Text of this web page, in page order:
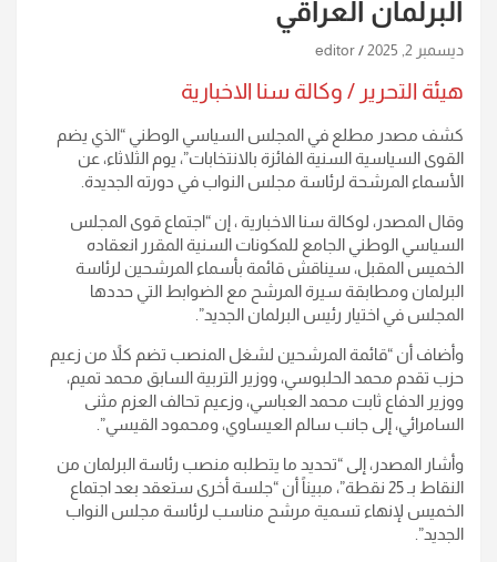
البرلمان العراقي
ديسمبر 2, 2025 editor
هيئة التحرير / وكالة سنا الاخبارية
كشف مصدر مطلع في المجلس السياسي الوطني “الذي يضم
القوى السياسية السنية الفائزة بالانتخابات”، يوم الثلاثاء، عن
الأسماء المرشحة لرئاسة مجلس النواب في دورته الجديدة.
وقال المصدر، لوكالة سنا الاخبارية ، إن “اجتماع قوى المجلس
السياسي الوطني الجامع للمكونات السنية المقرر انعقاده
الخميس المقبل، سيناقش قائمة بأسماء المرشحين لرئاسة
البرلمان ومطابقة سيرة المرشح مع الضوابط التي حددها
المجلس في اختيار رئيس البرلمان الجديد”.
وأضاف أن “قائمة المرشحين لشغل المنصب تضم كلاً من زعيم
حزب تقدم محمد الحلبوسي، ووزير التربية السابق محمد تميم،
ووزير الدفاع ثابت محمد العباسي، وزعيم تحالف العزم مثنى
السامرائي، إلى جانب سالم العيساوي، ومحمود القيسي”.
وأشار المصدر، إلى “تحديد ما يتطلبه منصب رئاسة البرلمان من
النقاط بـ 25 نقطة”، مبيناً أن “جلسة أخرى ستعقد بعد اجتماع
الخميس لإنهاء تسمية مرشح مناسب لرئاسة مجلس النواب
الجديد”.